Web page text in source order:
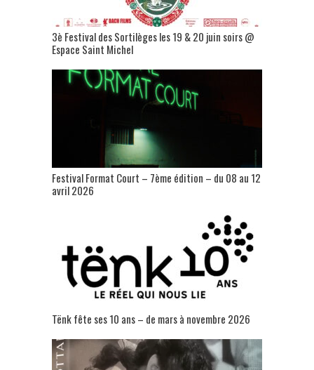
3è Festival des Sortilèges les 19 & 20 juin soirs @
Espace Saint Michel
Festival Format Court – 7ème édition – du 08 au 12
avril 2026
Tënk fête ses 10 ans – de mars à novembre 2026